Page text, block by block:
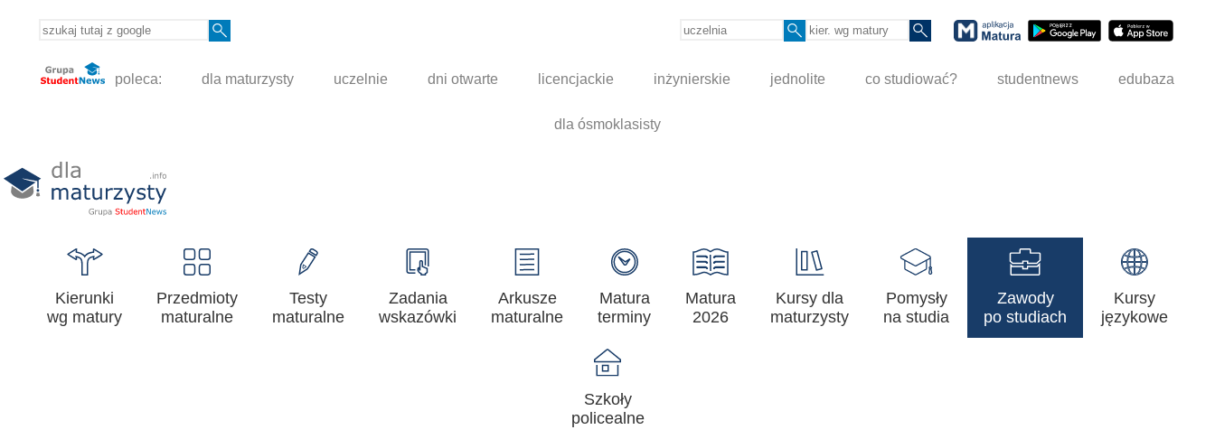
poleca: dla maturzysty uczelnie dni otwarte licencjackie inżynierskie jednolite co studiować? studentnews edubaza
dla ósmoklasisty
Kierunki
wg matury
Przedmioty
maturalne
Testy
maturalne
Zadania
wskazówki
Arkusze
maturalne
Matura
terminy
Matura
2026
Kursy dla
maturzysty
Pomysły
na studia
Zawody
po studiach
Kursy
językowe
Szkoły
policealne